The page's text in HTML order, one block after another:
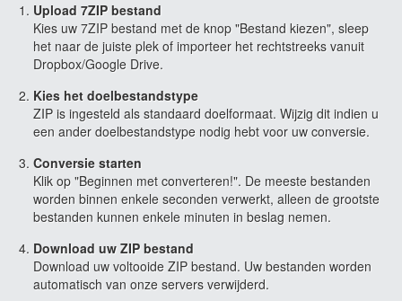
Upload 7ZIP bestand
Kies uw 7ZIP bestand met de knop "Bestand kiezen", sleep
het naar de juiste plek of importeer het rechtstreeks vanuit
Dropbox/Google Drive.
Kies het doelbestandstype
ZIP is ingesteld als standaard doelformaat. Wijzig dit indien u
een ander doelbestandstype nodig hebt voor uw conversie.
Conversie starten
Klik op "Beginnen met converteren!". De meeste bestanden
worden binnen enkele seconden verwerkt, alleen de grootste
bestanden kunnen enkele minuten in beslag nemen.
Download uw ZIP bestand
Download uw voltooide ZIP bestand. Uw bestanden worden
automatisch van onze servers verwijderd.